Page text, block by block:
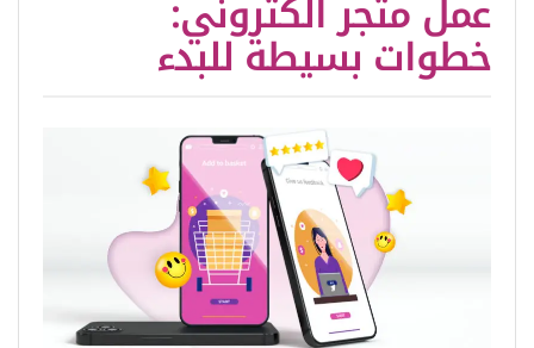
عمل متجر الكتروني:
خطوات بسيطة للبدء